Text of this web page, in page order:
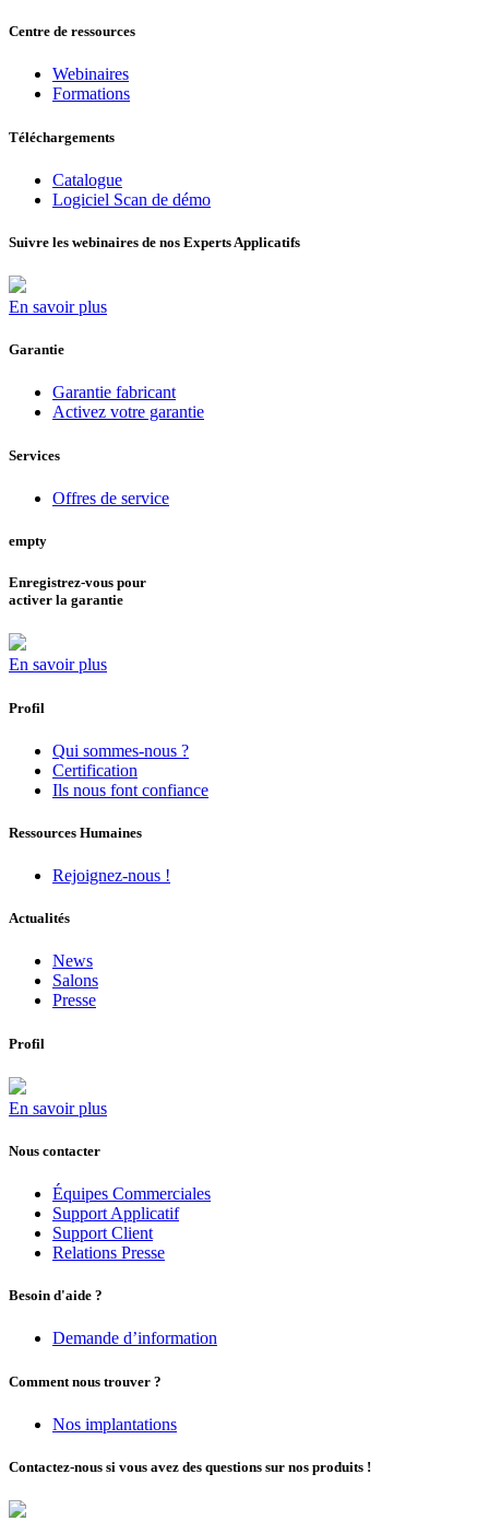
Centre de ressources
Webinaires
Formations
Téléchargements
Catalogue
Logiciel Scan de démo
Suivre les webinaires de nos Experts Applicatifs
En savoir plus
Garantie
Garantie fabricant
Activez votre garantie
Services
Offres de service
empty
Enregistrez-vous pour
activer la garantie
En savoir plus
Profil
Qui sommes-nous ?
Certification
Ils nous font confiance
Ressources Humaines
Rejoignez-nous !
Actualités
News
Salons
Presse
Profil
En savoir plus
Nous contacter
Équipes Commerciales
Support Applicatif
Support Client
Relations Presse
Besoin d'aide ?
Demande d’information
Comment nous trouver ?
Nos implantations
Contactez-nous si vous avez des questions sur nos produits !